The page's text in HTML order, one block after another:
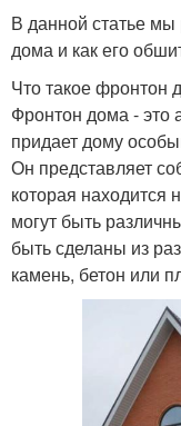
В данной статье мы
дома и как его
Что такое фронтон
Фронтон дома - это
придает дому
Он представляет
которая
могут быть
быть сделаны из
камень, бетон или